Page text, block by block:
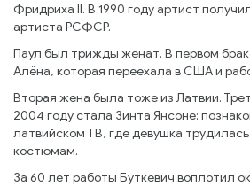
Фридриха II. В 1990 году артист
артиста РСФСР.
Паул был трижды женат. В первом
Алёна, которая переехала в США и
Вторая жена была тоже из Латвии.
2004 году стала Зинта Янсоне:
латвийском ТВ, где девушка
костюмам.
За 60 лет работы Буткевич воплотил